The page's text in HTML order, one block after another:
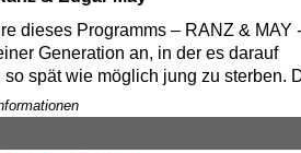
dieses Programms – RANZ & MAY -
Generation an, in der es darauf
so spät wie möglich jung zu sterben.
Männer sind so alt, die starten ihre
aus Gewohnheit 20:15 Uhr, die